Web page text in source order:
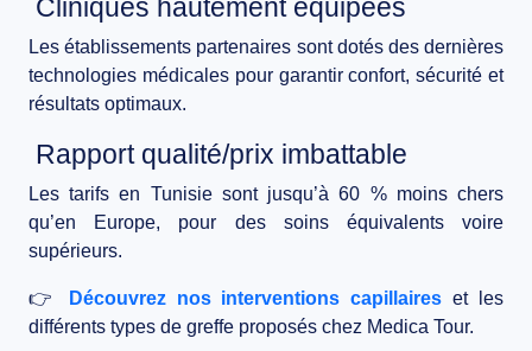
Cliniques hautement équipées
Les établissements partenaires sont dotés des dernières
technologies médicalespour garantir confort, sécurité et
résultats optimaux.
Rapport qualité/prix imbattable
Lestarifs en Tunisiesont jusqu’à60 % moins chers
qu’en Europe, pour des soins équivalents voire
supérieurs.
👉 Découvrez nos interventions capillaires et les
différents types de greffe proposés chez Medica Tour.